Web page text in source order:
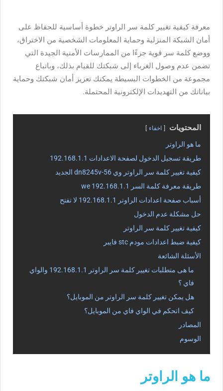
معرفة كيفية تغيير كلمة سر الراوتر خطوة أساسية للحفاظ على
أمان الشبكة المنزلية وحماية المعلومات الشخصية من الاختراق،
ووضع كلمة سر قوية جزءًا من الممارسات الأمنية الجيدة التي
تضمن عدم وصول الغرباء إلى شبكتك للقيام بذلك، وباتباع
مجموعة من الخطوات البسيطة يمكنك تعزيز أمان شبكتك وحماية
بياناتك من التهديدات الإلكترونية المحتملة.
المحتويات اخفاء
ما هو الراوتر
طريقة تسجيل الدخول لصفحة الاعدادات 192.168.1.1
كيفية تغيير كلمة سر الراوتر وي dn8245v-56 الجديد
طريقة معرفة كلمة السر we 192.168.1.1
أسباب صفحة اعدادات الراوتر 192.168.1.1 لا تفتح
حل مشكلة عدم الدخول
كيفية تغيير كلمة سر الراوتر
كيفية ضبط اعدادات مودم stc فايبر
الأسئلة الشائعة
ما هى متطلبات تغيير كلمة سر الراوتر 192.168.1.1 والواي
فاي ؟
هل يمكن تغيير كلمة سر الراوتر من الموبايل؟
كيف اتحكم في الواي فاي من الموبايل؟
المصادر
الوسوم
ما هو الراوتر